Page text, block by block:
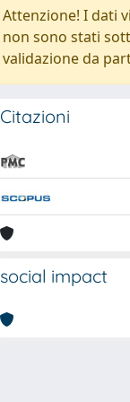
Attenzione! I dati
non sono stati
validazione da
Citazioni
social impact